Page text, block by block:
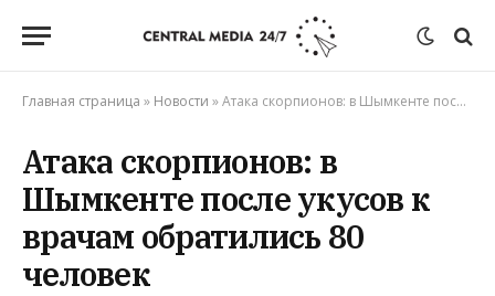
Главная страница » Новости »Атака скорпионов: в Шымкенте после укусов к врачам обратились 80 человек
Атака скорпионов: в
Шымкенте после укусов к
врачам обратились 80
человек